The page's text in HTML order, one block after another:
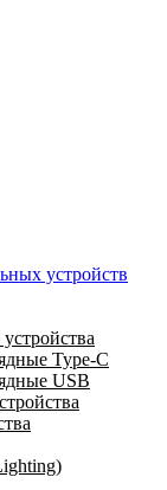
устройств
Type-C
USB